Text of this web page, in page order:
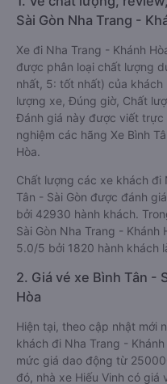
Sài Gòn Nha Trang -
Xe đi Nha Trang - Khánh
được phân loại chất lượng
nhất, 5: tốt nhất) của
lượng xe, Đúng giờ, Chất
Đánh giá này được viết
nghiệm các hãng Xe Bình
Hòa.
Chất lượng các xe khách đi
Tân - Sài Gòn được đánh
bởi 42930 hành khách.
Sài Gòn Nha Trang -
5.0/5 bởi 1820 hành khách
2. Giá vé xe Bình Tân -
Hòa
Hiện tại, theo cập nhật mới
khách đi Nha Trang -
mức giá dao động từ
đó, nhà xe Hiếu Vinh có